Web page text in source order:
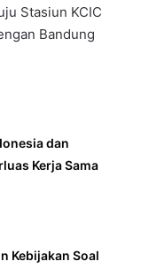
Stasiun KCIC
Bandung
dan
Kerja Sama
Kebijakan Soal